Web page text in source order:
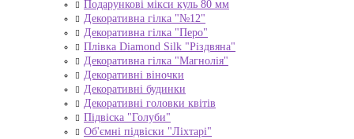
Подарункові мікси куль 80 мм
Декоративна гілка "№12"
Декоративна гілка "Перо"
Плівка Diamond Silk "Різдвяна"
Декоративна гілка "Магнолія"
Декоративні віночки
Декоративні будинки
Декоративні головки квітів
Підвіска "Голуби"
Об'ємні підвіски "Ліхтарі"